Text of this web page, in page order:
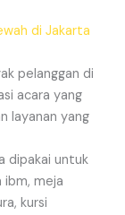
di Jakarta
pelanggan di
acara yang
layanan yang
dipakai untuk
ibm, meja
kursi